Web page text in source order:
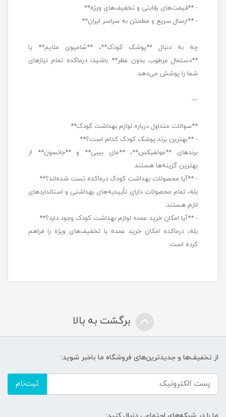
- **قیمت‌های رقابتی و تخفیف‌های ویژه**
- **ارسال سریع و مطمئن به سراسر ایران**
چه به دنبال **پوشک کودک**، **شامپوی ملایم** یا
**دستمال مرطوب بدون عطر** باشید، درماکده تمام نیازهای
شما را پوشش می‌دهد.
---
**سوالات متداول درباره لوازم بهداشت کودک**
- **بهترین برند پوشک کودک کدام است؟**
برندهای **مولفیکس**، **مای بیبی** و **جانسون** از
بهترین گزینه‌ها هستند.
- **آیا محصولات بهداشت کودک درماکده تست شده‌اند؟**
بله، تمام محصولات دارای تأییدیه‌های بهداشتی و استانداردهای
لازم هستند.
- **آیا امکان خرید عمده لوازم بهداشت کودک وجود دارد؟**
بله، درماکده امکان خرید عمده با تخفیف‌های ویژه را فراهم
کرده است.
برگشت به بالا
از تخفیف‌ها و جدیدترین‌های فروشگاه ما باخبر شوید:
ثبت‌نام